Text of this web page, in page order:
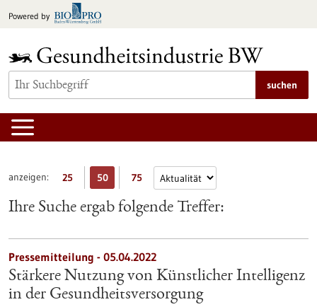
Inhalt
Powered by
suchen
anzeigen: 25 50 75
Ihre Suche ergab folgende Treffer:
Pressemitteilung - 05.04.2022
Stärkere Nutzung von Künstlicher Intelligenz
in der Gesundheitsversorgung